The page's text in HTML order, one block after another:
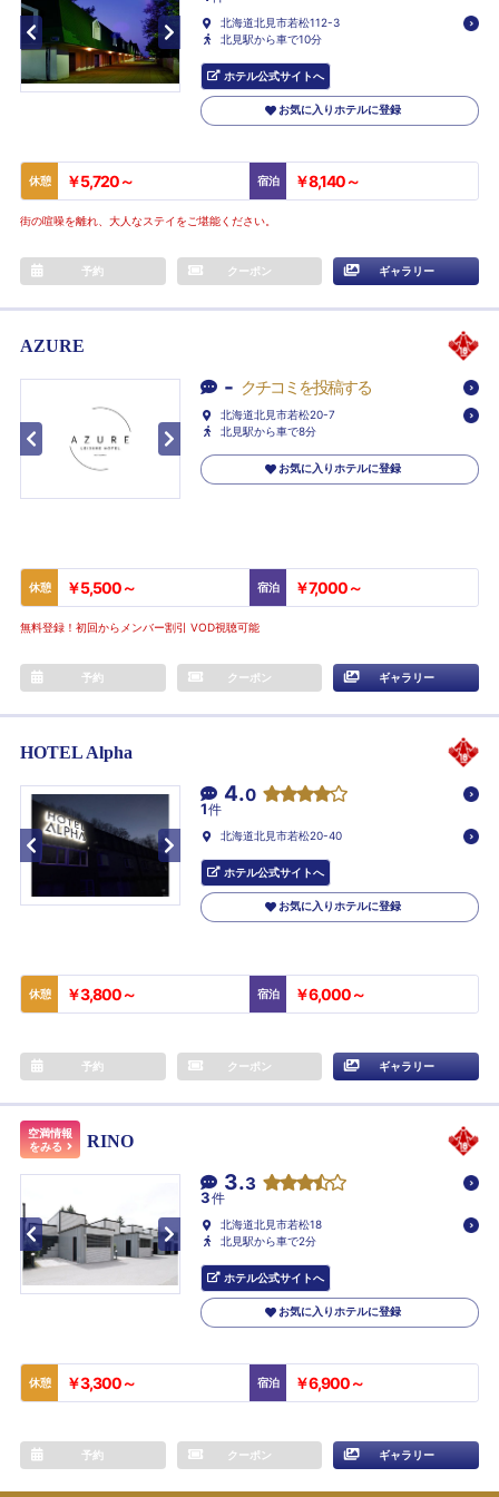
北海道北見市若松112-3
北見駅から車で10分
ホテル公式サイトへ
お気に入りホテルに登録
休憩 ￥5,720～ 宿泊 ￥8,140～
街の喧噪を離れ、大人なステイをご堪能ください。
予約 クーポン ギャラリー
AZURE
- クチコミを投稿する
北海道北見市若松20-7
北見駅から車で8分
お気に入りホテルに登録
休憩 ￥5,500～ 宿泊 ￥7,000～
無料登録！初回からメンバー割引 VOD視聴可能
予約 クーポン ギャラリー
HOTEL Alpha
4.0
1件
北海道北見市若松20-40
ホテル公式サイトへ
お気に入りホテルに登録
休憩 ￥3,800～ 宿泊 ￥6,000～
予約 クーポン ギャラリー
空満情報
をみる
RINO
3.3
3件
北海道北見市若松18
北見駅から車で2分
ホテル公式サイトへ
お気に入りホテルに登録
休憩 ￥3,300～ 宿泊 ￥6,900～
予約 クーポン ギャラリー